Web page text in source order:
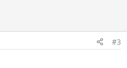
#3